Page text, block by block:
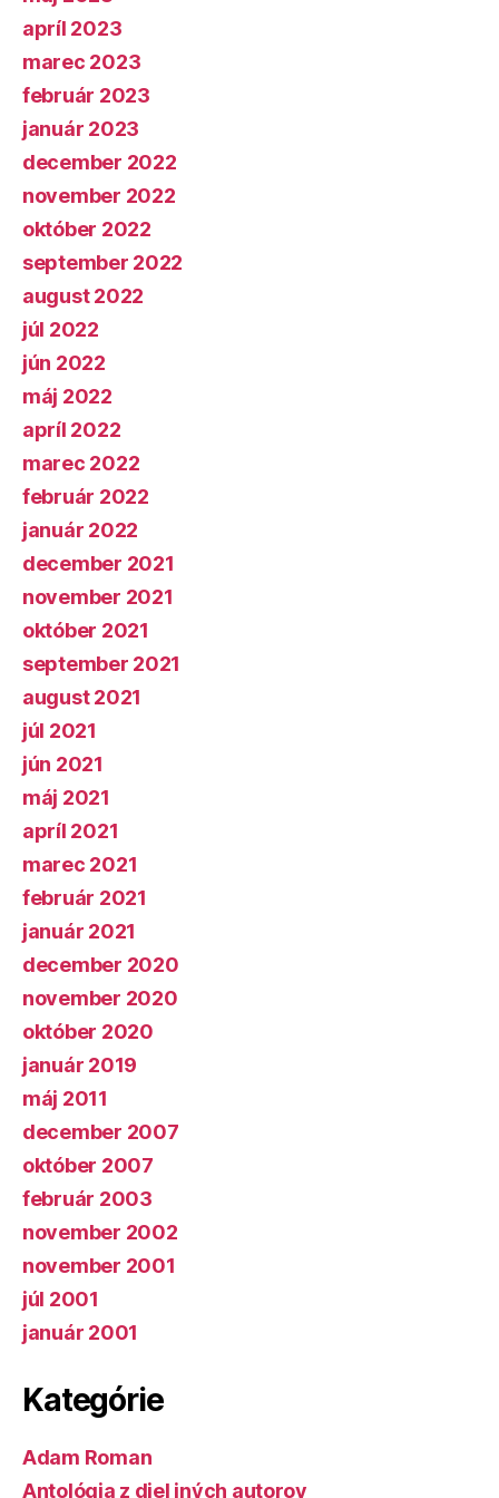
apríl 2023
marec 2023
február 2023
január 2023
december 2022
november 2022
október 2022
september 2022
august 2022
júl 2022
jún 2022
máj 2022
apríl 2022
marec 2022
február 2022
január 2022
december 2021
november 2021
október 2021
september 2021
august 2021
júl 2021
jún 2021
máj 2021
apríl 2021
marec 2021
február 2021
január 2021
december 2020
november 2020
október 2020
január 2019
máj 2011
december 2007
október 2007
február 2003
november 2002
november 2001
júl 2001
január 2001
Kategórie
Adam Roman
Antológia z diel iných autorov